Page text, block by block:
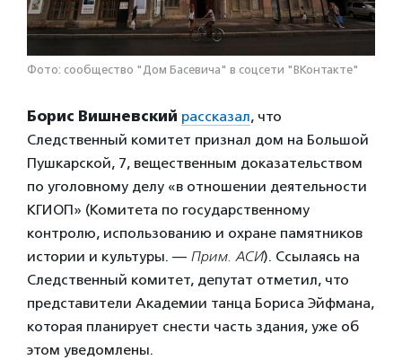
Фото: сообщество "Дом Басевича" в соцсети "ВКонтакте"
Борис Вишневский рассказал, что
Следственный комитет признал дом на Большой
Пушкарской, 7, вещественным доказательством
по уголовному делу «в отношении деятельности
КГИОП» (Комитета по государственному
контролю, использованию и охране памятников
истории и культуры. — Прим. АСИ). Ссылаясь на
Следственный комитет, депутат отметил, что
представители Академии танца Бориса Эйфмана,
которая планирует снести часть здания, уже об
этом уведомлены.